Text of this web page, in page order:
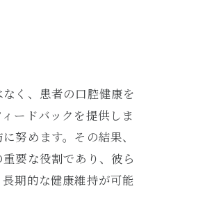
く、患者の口腔健康を
ードバックを提供しま
努めます。その結果、
要な役割であり、彼ら
期的な健康維持が可能